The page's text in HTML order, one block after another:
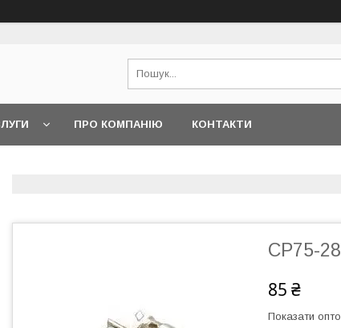
ПРО КОМПАНІЮ КОНТАКТИ
СР75-
85 ₴
Показати